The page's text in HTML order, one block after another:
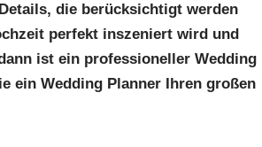
die berücksichtigt werden
perfekt inszeniert wird und
ist ein professioneller Wedding
ein Wedding Planner Ihren großen